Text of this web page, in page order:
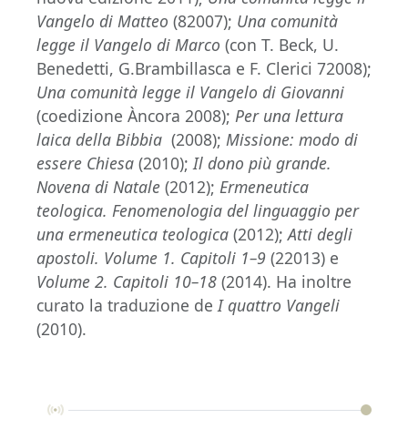
Vangelo di Matteo (82007); Una comunità
legge il Vangelo di Marco (con T. Beck, U.
Benedetti, G.Brambillasca e F. Clerici 72008);
Una comunità legge il Vangelo di Giovanni
(coedizione Àncora 2008); Per una lettura
laica della Bibbia (2008); Missione: modo di
essere Chiesa (2010);Il dono più grande.
Novena di Natale (2012); Ermeneutica
teologica. Fenomenologia del linguaggio per
una ermeneutica teologica (2012);Atti degli
apostoli. Volume 1. Capitoli 1–9 (22013) e
Volume 2. Capitoli 10–18 (2014). Ha inoltre
curato la traduzione deI quattro Vangeli
(2010).